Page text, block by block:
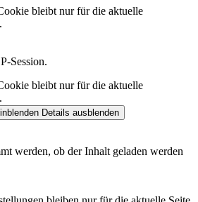
bleibt nur für die aktuelle
Session.
bleibt nur für die aktuelle
Details ausblenden
werden, ob der Inhalt geladen werden